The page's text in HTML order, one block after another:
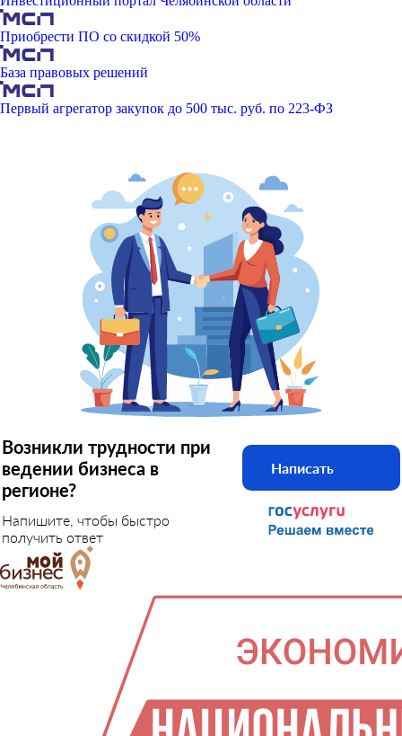
Приобрести ПО со скидкой 50%
База правовых решений
Первый агрегатор закупок до 500 тыс. руб. по 223-ФЗ
Возникли трудности при
ведении бизнеса в
регионе?
Напишите, чтобы быстро
получить ответ
Написать